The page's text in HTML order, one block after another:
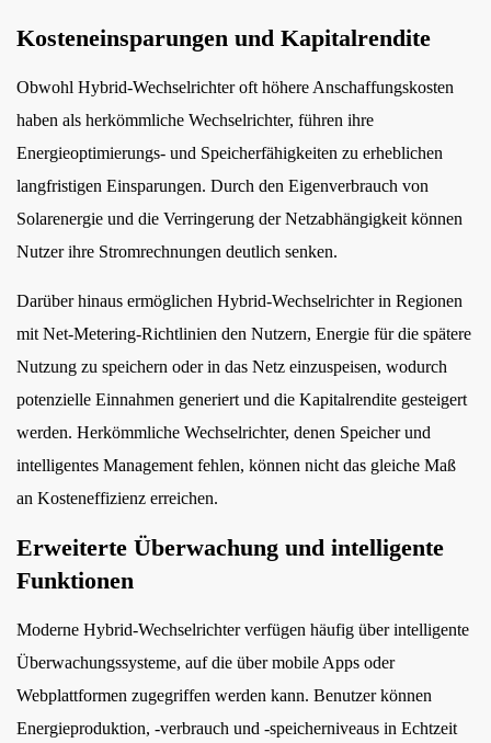
Kosteneinsparungen und Kapitalrendite
Obwohl Hybrid-Wechselrichter oft höhere Anschaffungskosten
haben als herkömmliche Wechselrichter, führen ihre
Energieoptimierungs- und Speicherfähigkeiten zu erheblichen
langfristigen Einsparungen. Durch den Eigenverbrauch von
Solarenergie und die Verringerung der Netzabhängigkeit können
Nutzer ihre Stromrechnungen deutlich senken.
Darüber hinaus ermöglichen Hybrid-Wechselrichter in Regionen
mit Net-Metering-Richtlinien den Nutzern, Energie für die spätere
Nutzung zu speichern oder in das Netz einzuspeisen, wodurch
potenzielle Einnahmen generiert und die Kapitalrendite gesteigert
werden. Herkömmliche Wechselrichter, denen Speicher und
intelligentes Management fehlen, können nicht das gleiche Maß
an Kosteneffizienz erreichen.
Erweiterte Überwachung und intelligente
Funktionen
Moderne Hybrid-Wechselrichter verfügen häufig über intelligente
Überwachungssysteme, auf die über mobile Apps oder
Webplattformen zugegriffen werden kann. Benutzer können
Energieproduktion, -verbrauch und -speicherniveaus in Echtzeit